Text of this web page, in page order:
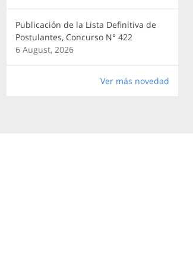
Publicación de la Lista Definitiva de
Postulantes, Concurso N° 422
6 August, 2026
Ver más novedad